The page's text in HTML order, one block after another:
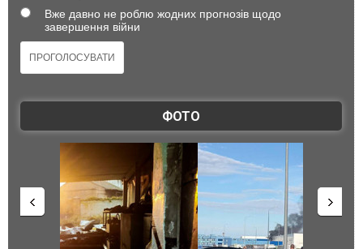
Вже давно не роблю жодних прогнозів щодо
завершення війни
ФОТО